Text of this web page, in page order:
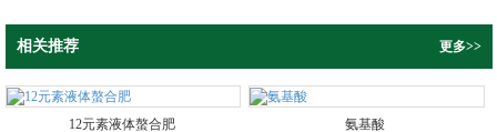
相关推荐 更多>>
12元素液体螯合肥 氨基酸